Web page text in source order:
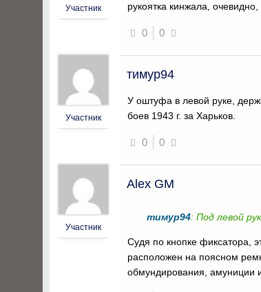
Участник
рукоятка кинжала,
0 0
Участник
тимур94
У оштуфа в левой руке,
боев 1943 г. за Харьков.
0 0
Участник
Alex GM
тимур94: Под левой
Судя по кнопке фиксатора,
расположен на поясном
обмундирования, амуниции